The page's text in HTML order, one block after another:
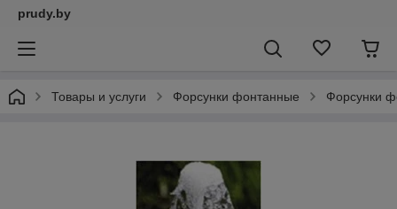
prudy.by
Товары и услуги Форсунки фонтанные Форсунки